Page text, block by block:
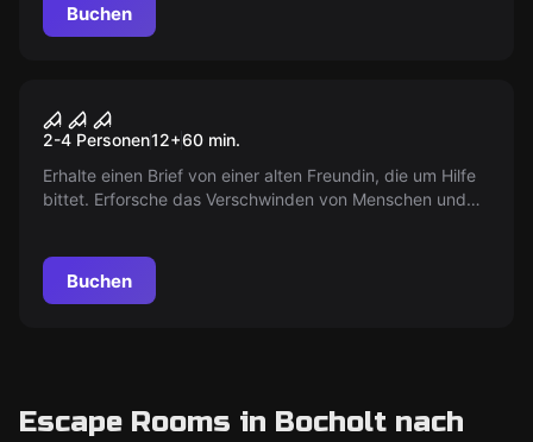
Buchen
Sanctum
2-4 Personen12+60 min.
Erhalte einen Brief von einer alten Freundin, die um Hilfe
bittet. Erforsche das Verschwinden von Menschen und
vorsichtig.
Buchen
Escape Rooms in Bocholt nach